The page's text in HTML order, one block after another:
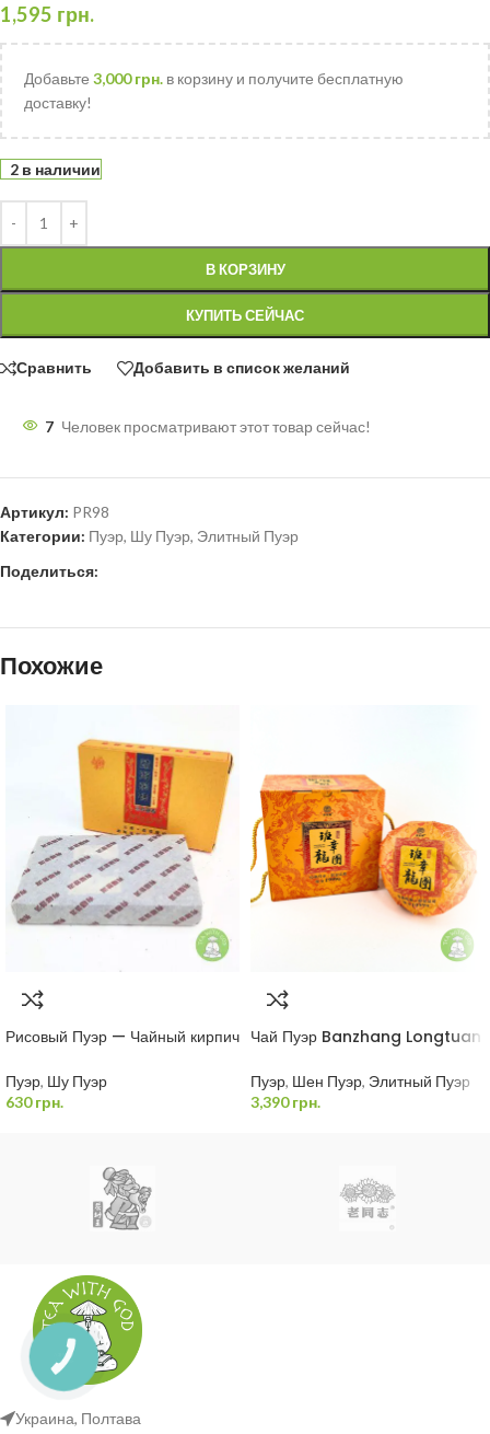
1,595 грн.
Добавьте 3,000грн. в корзину и получите бесплатную
доставку!
2 в наличии
В КОРЗИНУ
КУПИТЬ СЕЙЧАС
Сравнить Добавить в список желаний
7 Человек просматривают этот товар сейчас!
Артикул: PR98
Категории: Пуэр, Шу Пуэр, Элитный Пуэр
Поделиться:
Похожие
Рисовый Пуэр — Чайный кирпич
Пуэр, Шу Пуэр
630грн.
Чай Пуэр Banzhang Longtuan
Пуэр, Шен Пуэр, Элитный Пуэр
3,390грн.
Украина, Полтава